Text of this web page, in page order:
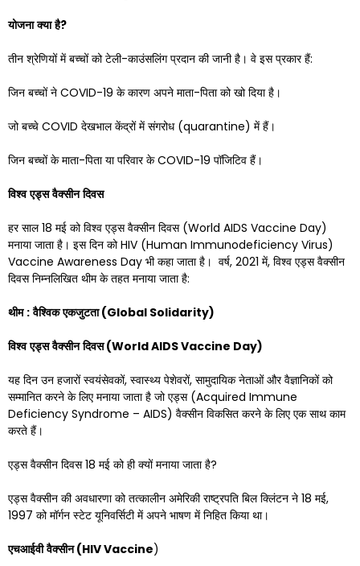
योजना क्या है?
तीन श्रेणियों में बच्चों को टेली-काउंसलिंग प्रदान की जानी है। वे इस प्रकार हैं:
जिन बच्चों ने COVID-19 के कारण अपने माता-पिता को खो दिया है।
जो बच्चे COVID देखभाल केंद्रों में संगरोध (quarantine) में हैं।
जिन बच्चों के माता-पिता या परिवार के COVID-19 पॉजिटिव हैं।
विश्व एड्स वैक्सीन दिवस
हर साल 18 मई को विश्व एड्स वैक्सीन दिवस (World AIDS Vaccine Day)
मनाया जाता है। इस दिन को HIV (Human Immunodeficiency Virus)
Vaccine Awareness Day भी कहा जाता है। वर्ष, 2021 में, विश्व एड्स वैक्सीन
दिवस निम्नलिखित थीम के तहत मनाया जाता है:
थीम : वैश्विक एकजुटता(Global Solidarity)
विश्व एड्स वैक्सीन दिवस(World AIDS Vaccine Day)
यह दिन उन हजारों स्वयंसेवकों, स्वास्थ्य पेशेवरों, सामुदायिक नेताओं और वैज्ञानिकों को
सम्मानित करने के लिए मनाया जाता है जो एड्स (Acquired Immune
Deficiency Syndrome – AIDS) वैक्सीन विकसित करने के लिए एक साथ काम
करते हैं।
एड्स वैक्सीन दिवस 18 मई को ही क्यों मनाया जाता है?
एड्स वैक्सीन की अवधारणा को तत्कालीन अमेरिकी राष्ट्रपति बिल क्लिंटन ने 18 मई,
1997 को मॉर्गन स्टेट यूनिवर्सिटी में अपने भाषण में निहित किया था।
एचआईवी वैक्सीन(HIV Vaccine)